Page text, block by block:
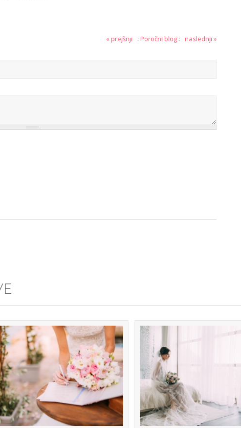
« prejšnji : Poročni blog : naslednji »